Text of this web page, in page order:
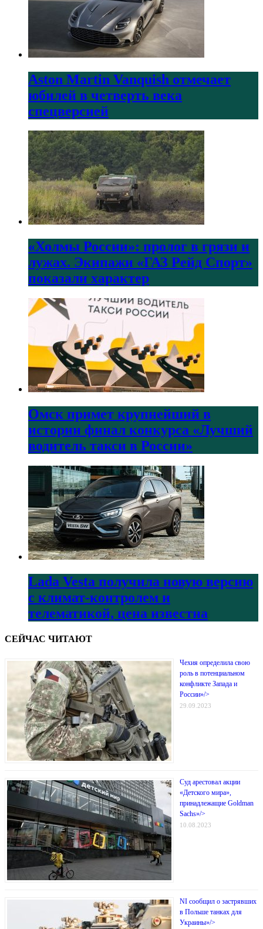
Aston Martin Vanquish отмечает
юбилей в четверть века
спецверсией
«Холмы России»: пролог в грязи и
лужах. Экипажи «ГАЗ Рейд Спорт»
показали характер
Омск примет крупнейший в
истории финал конкурса «Лучший
водитель такси в России»
Lada Vesta получила новую версию
с климат-контролем и
телематикой, цена известна
СЕЙЧАС ЧИТАЮТ
Чехия определила свою
роль в потенциальном
конфликте Запада и
России»/>
29.09.2023
Суд арестовал акции
«Детского мира»,
принадлежащие Goldman
Sachs»/>
10.08.2023
NI сообщил о застрявших
в Польше танках для
Украины»/>